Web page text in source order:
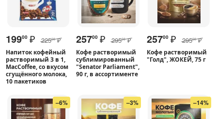
19900 ₽ 22500 ₽
Напиток кофейный
растворимый 3 в 1,
MacCoffee, со вкусом
сгущённого молока,
10 пакетиков
25700 ₽ 29500 ₽
Кофе растворимый
сублимированный
"Senator Parliament",
90 г, в ассортименте
25700 ₽ 29500 ₽
Кофе растворимый
"Голд", ЖОКЕЙ, 75 г
–6% –3% –14%